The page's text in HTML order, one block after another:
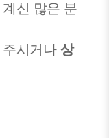
신 많은 분
시거나 상